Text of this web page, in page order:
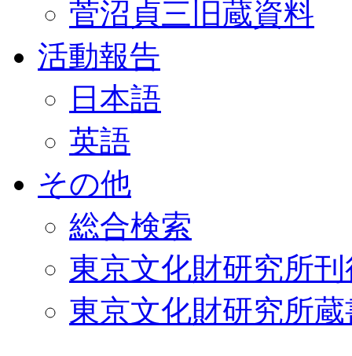
菅沼貞三旧蔵資料
活動報告
日本語
英語
その他
総合検索
東京文化財研究所
東京文化財研究所